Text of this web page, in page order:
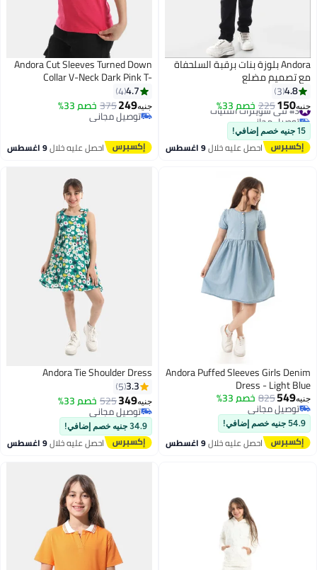
Andora بلوزة بنات برقبة السلحفاة
مع تصميم مضلع
4.8
3
جنيه150
225 خصم 33% #3 في سويترات الفتيات
توصيل مجاني
#3 في سويترات الفتيات15 جنيه خصم إضافي!
احصل عليه خلال9 اغسطس
9
Andora Cut Sleeves Turned Down
Collar V-Neck Dark Pink T-
Shirt_Pink
4.7
4
جنيه249
375 خصم 33%
توصيل مجاني
توصيل مجاني
احصل عليه خلال9 اغسطس
3
Andora Puffed Sleeves Girls Denim
Dress - Light Blue
جنيه549
825 خصم 33%
توصيل مجاني
توصيل مجاني
54.9 جنيه خصم إضافي!
احصل عليه خلال9 اغسطس
2
Andora Tie Shoulder Dress
3.3
5
جنيه349
525 خصم 33%
توصيل مجاني
توصيل مجاني
34.9 جنيه خصم إضافي!
احصل عليه خلال9 اغسطس